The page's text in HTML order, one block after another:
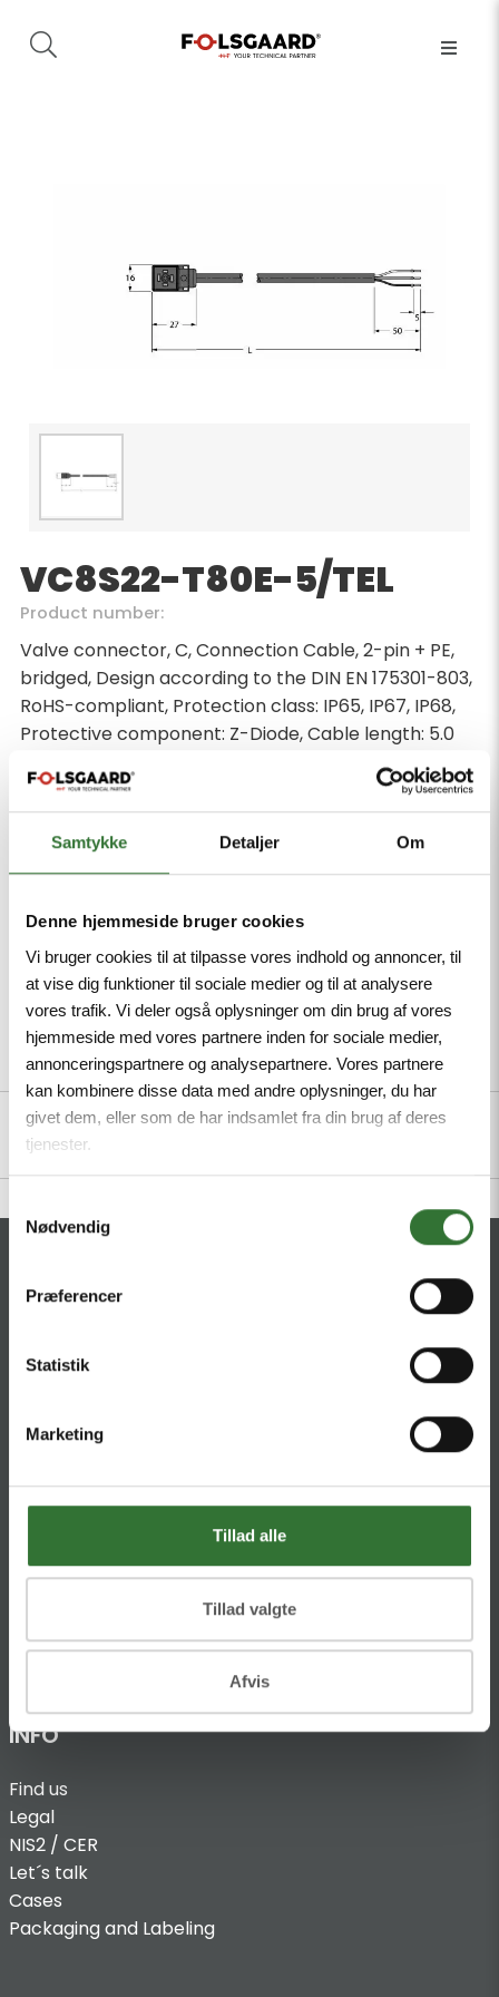
Samtykke Detaljer Om
Denne hjemmeside bruger cookies
Vi bruger cookies til at tilpasse vores indhold og annoncer, til
at vise dig funktioner til sociale medier og til at analysere
vores trafik. Vi deler også oplysninger om din brug af vores
hjemmeside med vores partnere inden for sociale medier,
annonceringspartnere og analysepartnere. Vores partnere
kan kombinere disse data med andre oplysninger, du har
givet dem, eller som de har indsamlet fra din brug af deres
tjenester.
Nødvendig
Præferencer
Statistik
Marketing
Tillad alle
Tillad valgte
Afvis
VC8S22-T80E-5/TEL
Product number:
Valve connector, C, Connection Cable, 2-pin + PE,
bridged, Design according to the DIN EN 175301-803,
RoHS-compliant, Protection class: IP65, IP67, IP68,
Protective component: Z-Diode, Cable length: 5.0
m, Sheath material: PVC, Sheath color: black,
Resistant to chemicals and oils, Flame retardant,
Resistant to acids and alkaline solutions, Resistant to
microbes and hydrolysis, LABS-free
Description Specifications Files
DK-4600 Køge
Ellemosen 4
INFO
Find us
Legal
NIS2 / CER
Let´s talk
Cases
Packaging and Labeling